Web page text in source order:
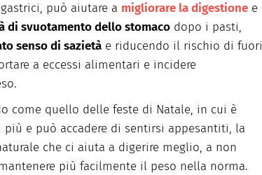
può aiutare a migliorare la digestione e
di svuotamento dello stomaco dopo i pasti,
senso di sazietà e riducendo il rischio di fuori
a eccessi alimentari e incidere
come quello delle feste di Natale, in cui è
e può accadere di sentirsi appesantiti, la
che ci aiuta a digerire meglio, a non
più facilmente il peso nella norma.